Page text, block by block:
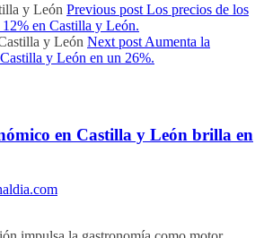
Previous post Los precios de los
en Castilla y León.
Next post Aumenta la
y León en un 26%.
en Castilla y León brilla en